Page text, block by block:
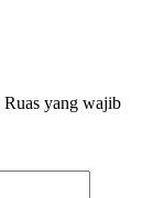
Ruas yang wajib